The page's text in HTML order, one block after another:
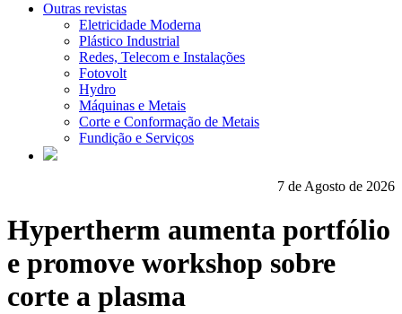
Outras revistas
Eletricidade Moderna
Plástico Industrial
Redes, Telecom e Instalações
Fotovolt
Hydro
Máquinas e Metais
Corte e Conformação de Metais
Fundição e Serviços
7 de Agosto de 2026
Hypertherm aumenta portfólio
e promove workshop sobre
corte a plasma